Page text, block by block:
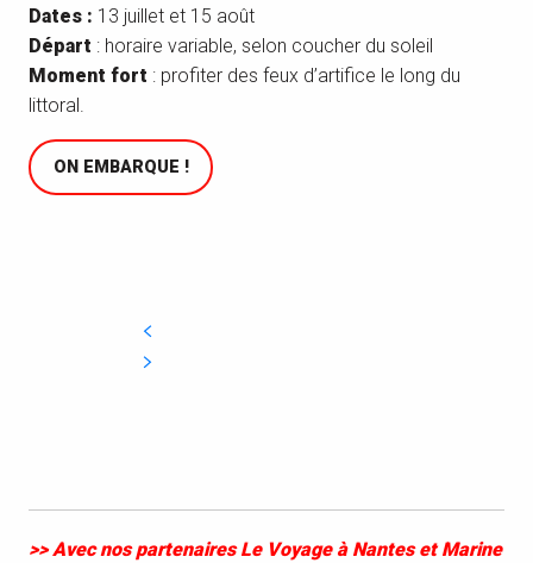
Dates : 13 juillet et 15 août
Départ : horaire variable, selon coucher du soleil
Moment fort : profiter des feux d’artifice le long du
littoral.
ON EMBARQUE !
>> Avec nos partenaires Le Voyage à Nantes et Marine